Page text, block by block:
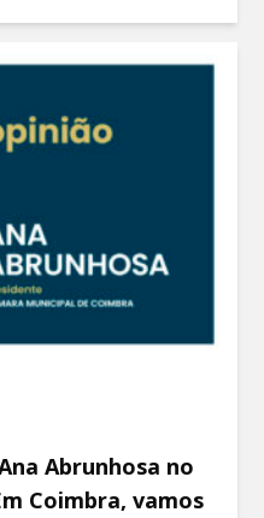
Abrunhosa no
Coimbra, vamos